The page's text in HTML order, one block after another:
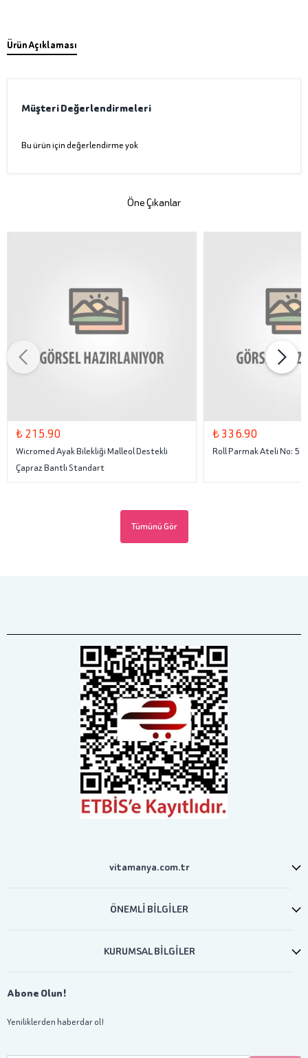
Ürün Açıklaması
Müşteri Değerlendirmeleri
Bu ürün için değerlendirme yok
Öne Çıkanlar
₺ 215.90
Wicromed Ayak Bilekliği Malleol Destekli
Çapraz Bantlı Standart
₺ 336.90
Roll Parmak Ateli No: 5
Tümünü Gör
vitamanya.com.tr
ÖNEMLİ BİLGİLER
KURUMSAL BİLGİLER
Abone Olun!
Yeniliklerden haberdar ol!